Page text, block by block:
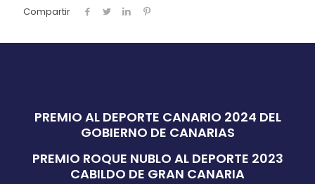
Compartir
PREMIO AL DEPORTE CANARIO 2024 DEL
GOBIERNO DE CANARIAS
PREMIO ROQUE NUBLO AL DEPORTE 2023
CABILDO DE GRAN CANARIA